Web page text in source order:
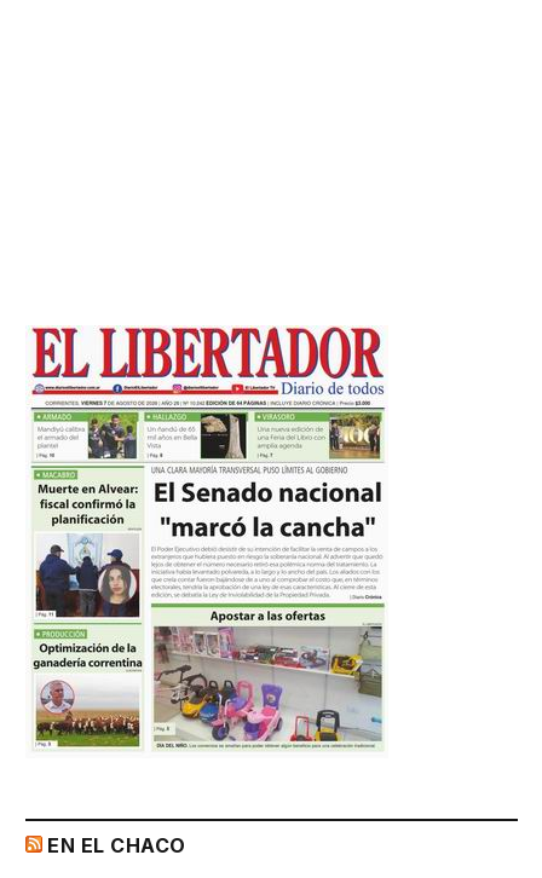
EN EL CHACO